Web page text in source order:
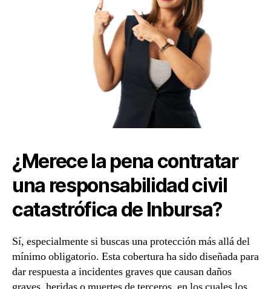
¿Merece la pena contratar
una responsabilidad civil
catastrófica de Inbursa?
Sí, especialmente si buscas una protección más allá del
mínimo obligatorio. Esta cobertura ha sido diseñada para
dar respuesta a incidentes graves que causan daños